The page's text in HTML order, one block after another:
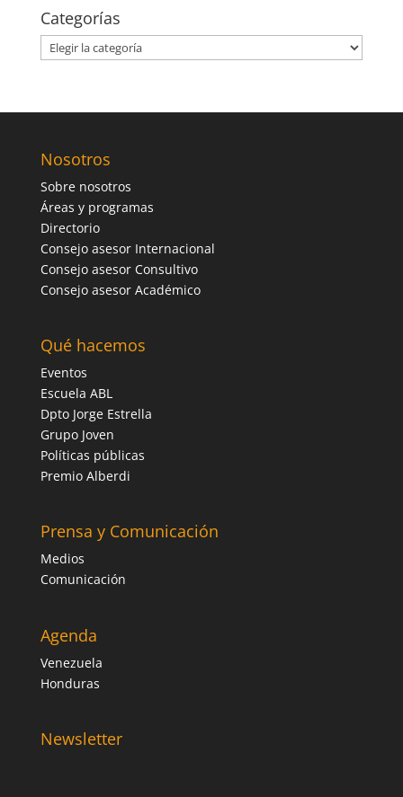
Categorías
Categorías
Nosotros
Sobre nosotros
Áreas y programas
Directorio
Consejo asesor Internacional
Consejo asesor Consultivo
Consejo asesor Académico
Qué hacemos
Eventos
Escuela ABL
Dpto Jorge Estrella
Grupo Joven
Políticas públicas
Premio Alberdi
Prensa y Comunicación
Medios
Comunicación
Agenda
Venezuela
Honduras
Newsletter